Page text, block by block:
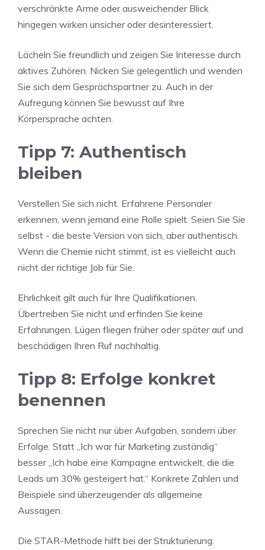
verschränkte Arme oder ausweichender Blick
hingegen wirken unsicher oder desinteressiert.
Lächeln Sie freundlich und zeigen Sie Interesse durch
aktives Zuhören. Nicken Sie gelegentlich und wenden
Sie sich dem Gesprächspartner zu. Auch in der
Aufregung können Sie bewusst auf Ihre
Körpersprache achten.
Tipp 7: Authentisch
bleiben
Verstellen Sie sich nicht. Erfahrene Personaler
erkennen, wenn jemand eine Rolle spielt. Seien Sie Sie
selbst - die beste Version von sich, aber authentisch.
Wenn die Chemie nicht stimmt, ist es vielleicht auch
nicht der richtige Job für Sie.
Ehrlichkeit gilt auch für Ihre Qualifikationen.
Übertreiben Sie nicht und erfinden Sie keine
Erfahrungen. Lügen fliegen früher oder später auf und
beschädigen Ihren Ruf nachhaltig.
Tipp 8: Erfolge konkret
benennen
Sprechen Sie nicht nur über Aufgaben, sondern über
Erfolge. Statt „Ich war für Marketing zuständig“
besser „Ich habe eine Kampagne entwickelt, die die
Leads um 30% gesteigert hat.“ Konkrete Zahlen und
Beispiele sind überzeugender als allgemeine
Aussagen.
Die STAR-Methode hilft bei der Strukturierung: